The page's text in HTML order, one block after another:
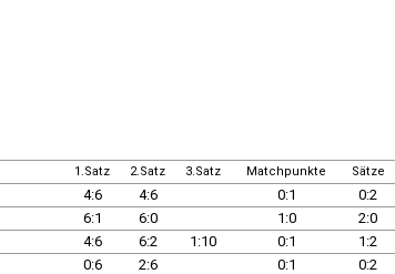
1.Satz 2.Satz 3.Satz Matchpunkte Sätze
4:6 4:6 0:1 0:2
6:1 6:0 1:0 2:0
4:6 6:2 1:10 0:1 1:2
0:6 2:6 0:1 0:2